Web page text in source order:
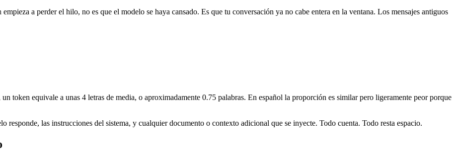
a perder el hilo, no es que el modelo se haya cansado. Es que tu conversación ya no cabe entera en la ventana. Los mensajes antiguos
token equivale a unas 4 letras de media, o aproximadamente 0.75 palabras. En español la proporción es similar pero ligeramente peor porque
las instrucciones del sistema, y cualquier documento o contexto adicional que se inyecte. Todo cuenta. Todo resta espacio.